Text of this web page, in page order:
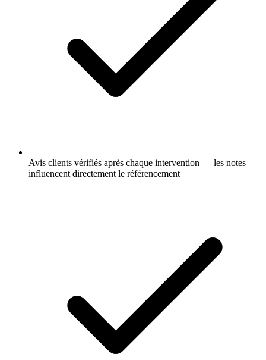
Avis clients vérifiés après chaque intervention — les notes
influencent directement le référencement